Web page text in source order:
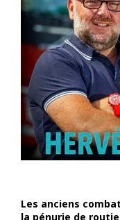
Les anciens
la pénurie de